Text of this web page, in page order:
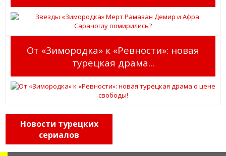
От «Зимородка» к «Ревности»: новая
турецкая драма...
Новости турецких
сериалов